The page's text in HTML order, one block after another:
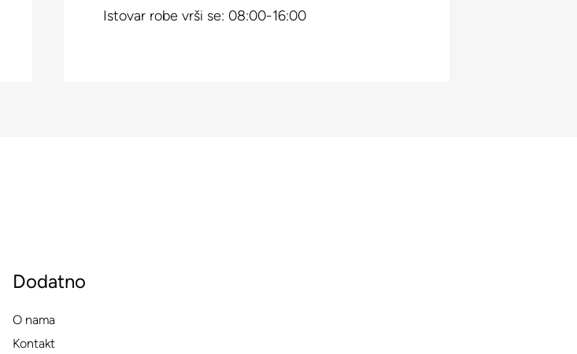
Istovar robe vrši se: 08:00-16:00
Dodatno
O nama
Kontakt